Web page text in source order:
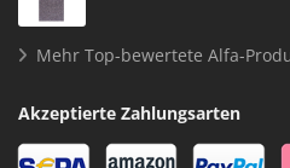
Mehr Top-bewertete Alfa-
Akzeptierte Zahlungsarten